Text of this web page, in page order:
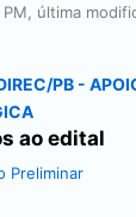
, última
PB -
ao edital
Preliminar